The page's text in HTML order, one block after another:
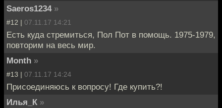
Saeros1234 »
#12 | 07.11.17 14:21
Есть куда стремиться, Пол Пот в помощь. 1975-1979,
повторим на весь мир.
Month »
#13 | 07.11.17 14:24
Присоединяюсь к вопросу! Где купить?!
Илья_К »